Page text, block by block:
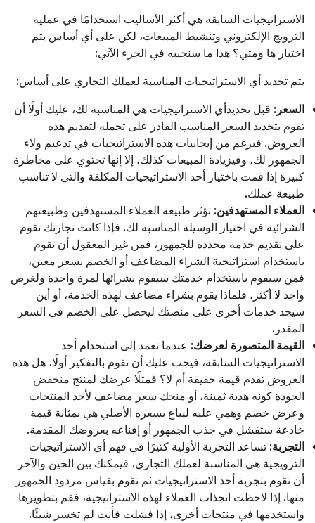
الاستراتيجيات السابقة هي أكثر الأساليب استخدامًا في عملية
الترويج الإلكتروني وتنشيط المبيعات، لكن على أي أساس يتم
اختيار ها ومتي؟ هذا ما سنجيبه في الجزء الآتي:
يتم تحديد أي الاستراتيجيات المناسبة لعملك التجاري على أساس:
السعر: قبل تحديدأي الاستراتيجيات هي المناسبة لك، عليك أولًا أن
تقوم بتحديد السعر المناسب القادر على تحمله لتقديم هذه
العروض. فبرغم من إيجابيات هذه الاستراتيجيات في تدعيم ولاء
الجمهور لك، وفيزيادة المبيعات كذلك، إلا إنها تحتوي على مخاطرة
كبيرة إذا قمت باختيار أحد الاستراتيجيات المكلفة والتي لا تناسب
طبيعة عملك.
العملاء المستهدفين: تؤثر طبيعة العملاء المستهدفين وطبيعتهم
الشرائية في اختيار الوسيلة المناسبة لك. فإذا كانت تجارتك تقوم
على تقديم خدمة محددة للجمهور، فمن غير المعقول أن تقوم
باستخدام استراتيجية الشراء المضاعف أو الخصم بسعر معين،
فمن سيقوم باستخدام خدمتك سيقوم بشرائها لمرة واحدة ولغرض
واحد لا أكثر، فلماذا يقوم بشراء مضاعف لهذه الخدمة، أو أين
سيجد خدمات أخرى على منصتك ليحصل على الخصم في السعر
المقدر.
القيمة المتصورة لعرضك: عندما تعمد إلى استخدام أحد
الاستراتيجيات السابقة، فيجب عليك أن تقوم بالتفكير أولًا، هل هذه
العروض تقدم قيمة حقيقة أم لا؟ فمثلًا عرضك لمنتج منخفض
الجودة كونه هدية ثمينة، أو منحك سعر مضاعف لأحد المنتجات
وعرض خصم وهمي عليه ليباع بسعره الأصلي هي بمثابة قيمة
خادعة ستفشل في جذب الجمهور أو إقناعه بعروضك المقدمة.
التجربة: تساعد التجربة الأولية كثيرًا في فهم أي الاستراتيجيات
الترويجية هي المناسبة لعملك التجاري، فيمكنك بين الحين والآخر
أن تقوم بتجربة أحد الاستراتيجيات ثم تقوم بقياس مردود الجمهور
منها. إذا لاحظت انجذاب العملاء لهذه الاستراتيجية، فقم بتطويرها
واستخدمها في منتجات أخرى، إذا فشلت فأنت لم تخسر شيئًا.